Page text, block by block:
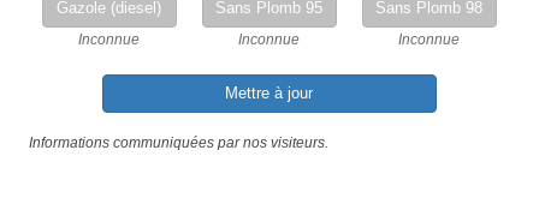
Gazole (diesel)
Inconnue
Sans Plomb 95
Inconnue
Sans Plomb 98
Inconnue
Mettre à jour
Informations communiquées par nos visiteurs.